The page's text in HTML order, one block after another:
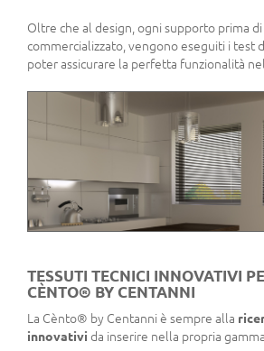
Oltre che al design, ogni supporto prima di
commercializzato, vengono eseguiti i test
poter assicurare la perfetta funzionalità
TESSUTI TECNICI INNOVATIVI
CÈNTO® BY CENTANNI
La Cènto® by Centanni è sempre alla
innovativi da inserire nella propria